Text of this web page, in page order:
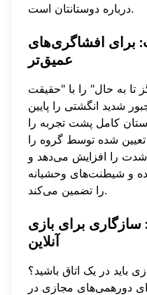
درباره دوستانتان است.
برای افشاگری‌های
عمیق‌تر
تا به حال" را با "حقیقت
شدید انگشتی را پایین
داستان کامل پشت تجربه را
شده توسط گروه را
شدت را افزایش می‌دهد و
و شیطنت‌های وحشیانه
را تضمین می‌کند.
برای بازی
آنلاین
باید در یک اتاق باشید؟
دورهمی‌های مجازی در